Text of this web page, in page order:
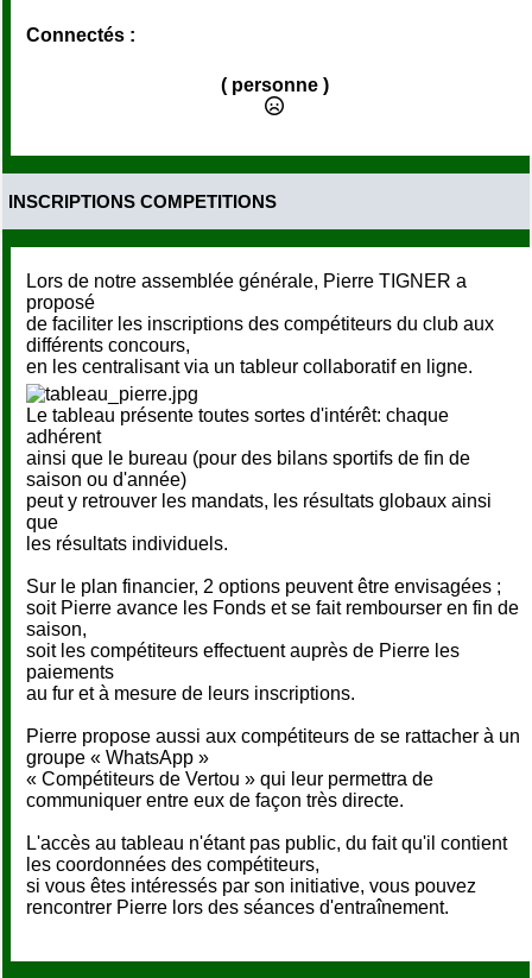
Connectés :
( personne )
INSCRIPTIONS COMPETITIONS
Lors de notre assemblée générale, Pierre TIGNER a
proposé
de faciliter les inscriptions des compétiteurs du club aux
différents concours,
en les centralisant via un tableur collaboratif en ligne.
Le tableau présente toutes sortes d'intérêt: chaque
adhérent
ainsi que le bureau (pour des bilans sportifs de fin de
saison ou d'année)
peut y retrouver les mandats, les résultats globaux ainsi
que
les résultats individuels.
Sur le plan financier, 2 options peuvent être envisagées ;
soit Pierre avance les Fonds et se fait rembourser en fin de
saison,
soit les compétiteurs effectuent auprès de Pierre les
paiements
au fur et à mesure de leurs inscriptions.
Pierre propose aussi aux compétiteurs de se rattacher à un
groupe « WhatsApp »
« Compétiteurs de Vertou » qui leur permettra de
communiquer entre eux de façon très directe.
L'accès au tableau n'étant pas public, du fait qu'il contient
les coordonnées des compétiteurs,
si vous êtes intéressés par son initiative, vous pouvez
rencontrer Pierre lors des séances d'entraînement.